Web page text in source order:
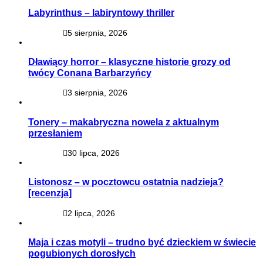
Labyrinthus – labiryntowy thriller
5 sierpnia, 2026
Dławiący horror – klasyczne historie grozy od
twócy Conana Barbarzyńcy
3 sierpnia, 2026
Tonery – makabryczna nowela z aktualnym
przesłaniem
30 lipca, 2026
Listonosz – w pocztowcu ostatnia nadzieja?
[recenzja]
2 lipca, 2026
Maja i czas motyli – trudno być dzieckiem w świecie
pogubionych dorosłych